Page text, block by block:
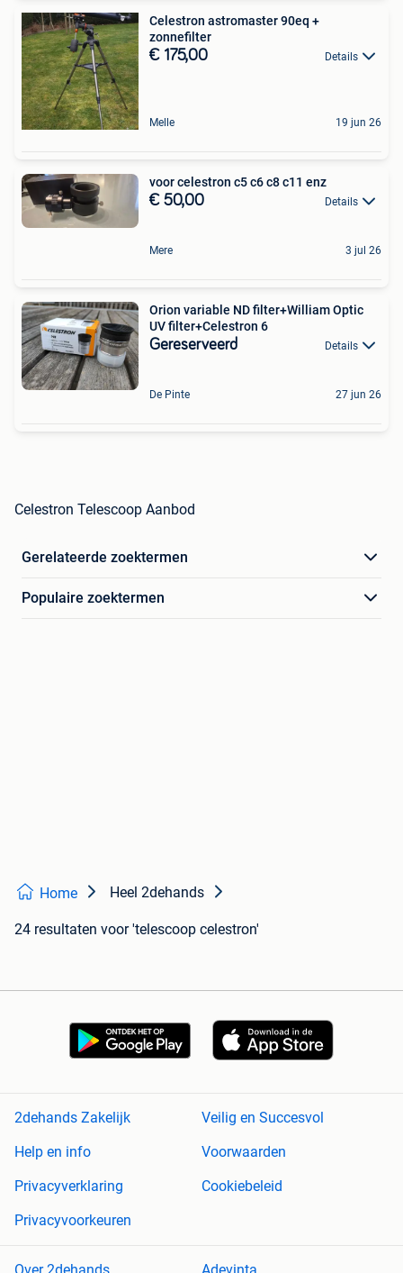
Celestron astromaster 90eq +
zonnefilter
€ 175,00 Details
Melle 19 jun 26
voor celestron c5 c6 c8 c11 enz
€ 50,00 Details
Mere 3 jul 26
Orion variable ND filter+William Optic
UV filter+Celestron 6
Gereserveerd Details
De Pinte 27 jun 26
Celestron Telescoop Aanbod
Gerelateerde zoektermen
Populaire zoektermen
Home Heel 2dehands
24 resultaten voor 'telescoop celestron'
2dehands Zakelijk
Veilig en Succesvol
Help en info
Voorwaarden
Privacyverklaring
Cookiebeleid
Privacyvoorkeuren